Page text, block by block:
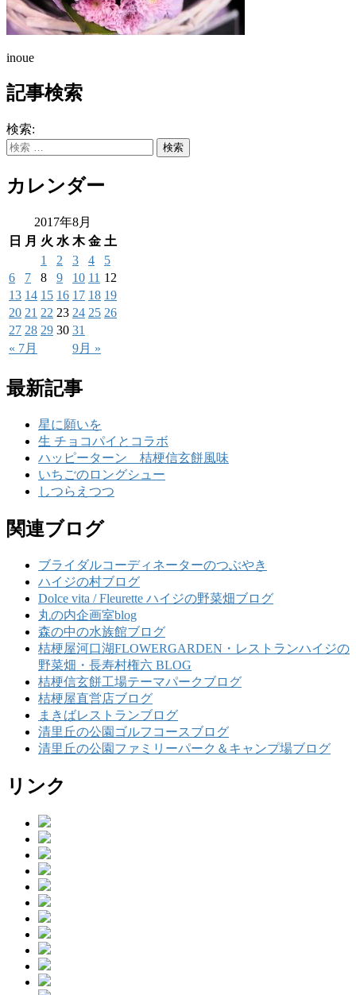
inoue
記事検索
検索:
カレンダー
2017年8月
日
月 火 水 木 金 土
« 7月 9月 »
1 2 3 4
5
6
7 8 9 10 11 12
13 14 15 16 17 18 19
20 21 22 23 24 25 26
27 28 29 30 31
最新記事
星に願いを
生 チョコパイとコラボ
ハッピーターン 桔梗信玄餅風味
いちごのロングシュー
しつらえつつ
関連ブログ
ブライダルコーディネーターのつぶやき
ハイジの村ブログ
Dolce vita / Fleurette ハイジの野菜畑ブログ
丸の内企画室blog
森の中の水族館ブログ
桔梗屋河口湖FLOWERGARDEN・レストランハイジの
野菜畑・長寿村権六 BLOG
桔梗信玄餅工場テーマパークブログ
桔梗屋直営店ブログ
まきばレストランブログ
清里丘の公園ゴルフコースブログ
清里丘の公園ファミリーパーク＆キャンプ場ブログ
リンク